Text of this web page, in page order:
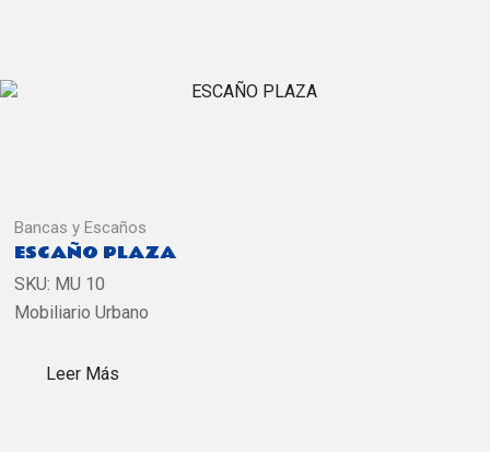
Bancas y Escaños
ESCAÑO PLAZA
SKU: MU 10
Mobiliario Urbano
Leer Más